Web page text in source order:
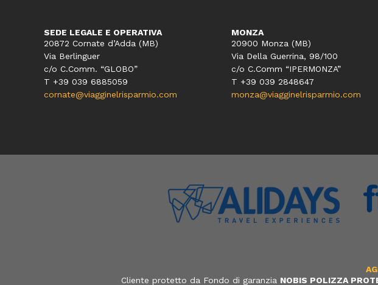
SEDE LEGALE E OPERATIVA
20872 Cornate d’Adda (MB)
Via Berlinguer
c/o C.Comm. “GLOBO”
T +39 039 6885059
cornate@viagginelrisparmio.com
MONZA
20900 Monza (MB)
Via Della Guerrina, 98/100
c/o C.Comm “IPERMONZA”
T +39 039 2848647
monza@viagginelrisparmio.com
Cliente protetto da Fondo di garanzia NOBIS POLIZZA